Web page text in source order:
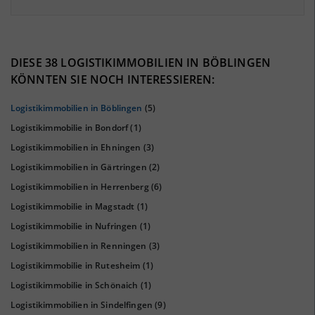
43%
Euro pro Kopf
Kaufkraftindex
DIESE 38 LOGISTIKIMMOBILIEN IN BÖBLINGEN
KÖNNTEN SIE NOCH INTERESSIEREN:
Logistikimmobilien in Böblingen (5)
Logistikimmobilie in Bondorf(1)
Logistikimmobilien in Ehningen (3)
Logistikimmobilien in Gärtringen (2)
Logistikimmobilien in Herrenberg(6)
Logistikimmobilie in Magstadt (1)
Logistikimmobilie in Nufringen (1)
Logistikimmobilien in Renningen (3)
Logistikimmobilie in Rutesheim (1)
Logistikimmobilie in Schönaich (1)
Logistikimmobilien in Sindelfingen (9)